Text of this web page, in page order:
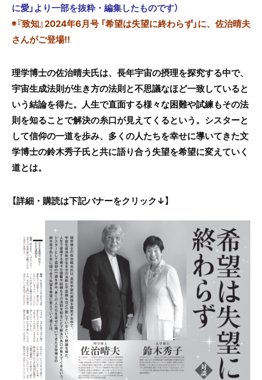
に愛」より一部を抜粋・編集したものです）
◉『致知』2024年6月号 「希望は失望に終わらず」に、佐治晴夫
さんがご登場!!
理学博士の佐治晴夫氏は、長年宇宙の摂理を探究する中で、
宇宙生成法則が生き方の法則と不思議なほど一致していると
いう結論を得た。人生で直面する様々な困難や試練もその法
則を知ることで解決の糸口が見えてくるという。シスターと
して信仰の一道を歩み、多くの人たちを幸せに導いてきた文
学博士の鈴木秀子氏と共に語り合う失望を希望に変えていく
道とは。
【詳細・購読は下記バナーをクリック↓】